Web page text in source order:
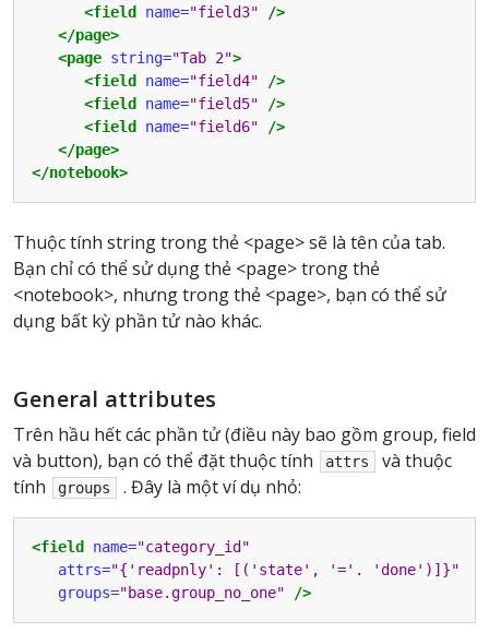
<field
name="field3"
/>
</page>
<page string="Tab 2">
<field
name="field4"
/>
<field
name="field5"
/>
<field
name="field6"
/>
</page>
</notebook>
Thuộc tính string trong thẻ <page> sẽ là tên của tab.
Bạn chỉ có thể sử dụng thẻ <page> trong thẻ
<notebook>, nhưng trong thẻ <page>, bạn có thể sử
dụng bất kỳ phần tử nào khác.
General attributes
Trên hầu hết các phần tử (điều này bao gồm group, field
và button), bạn có thể đặt thuộc tính
attrs
và thuộc
tính
groups . Đây là một ví dụ nhỏ:
<field name="category_id"
attrs="{'readpnly': [('state', '='. 'done')]}"
groups="base.group_no_one" />